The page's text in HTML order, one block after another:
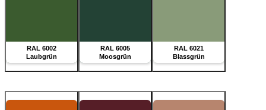
RAL 6002
Laubgrün
RAL 6005
Moosgrün
RAL 6021
Blassgrün